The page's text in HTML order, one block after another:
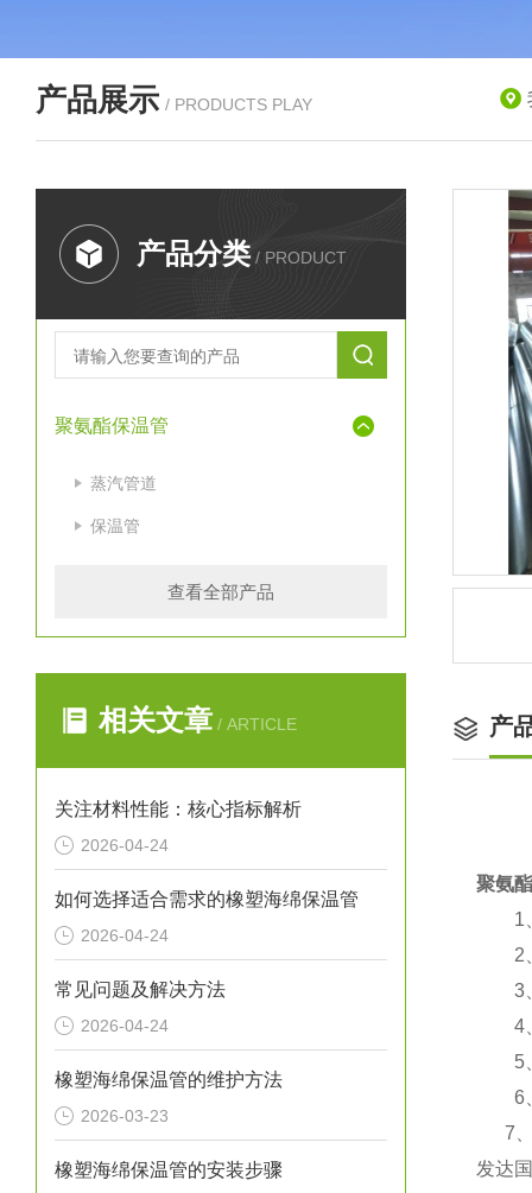
产品展示 / PRODUCTS PLAY
产品分类 / PRODUCT
聚氨酯保温管
蒸汽管道
保温管
查看全部产品
相关文章 / ARTICLE
关注材料性能：核心指标解析
2026-04-24
如何选择适合需求的橡塑海绵保温管
2026-04-24
常见问题及解决方法
2026-04-24
橡塑海绵保温管的维护方法
2026-03-23
橡塑海绵保温管的安装步骤
产
聚氨
1、
2、
3、
4、
5、
6、
7、
发达